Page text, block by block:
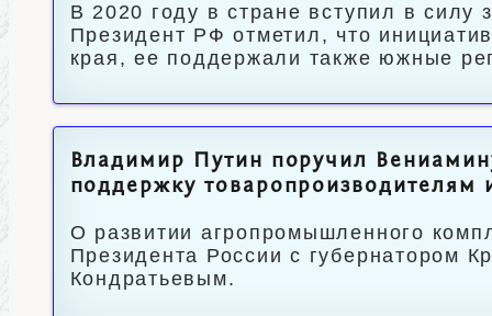
В 2020 году в стране вступил в силу
Президент РФ отметил, что
края, ее поддержали также южные
Владимир Путин поручил
поддержку
О развитии агропромышленного
Президента России с губернатором
Кондратьевым.